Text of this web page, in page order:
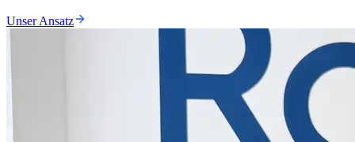
Unser Ansatz